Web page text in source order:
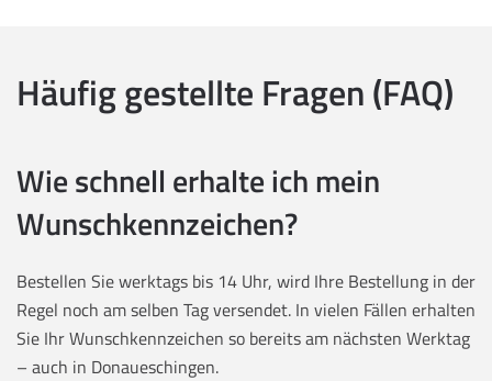
Häufig gestellte Fragen (FAQ)
Wie schnell erhalte ich mein
Wunschkennzeichen?
Bestellen Sie werktags bis 14 Uhr, wird Ihre Bestellung in der
Regel noch am selben Tag versendet. In vielen Fällen erhalten
Sie Ihr Wunschkennzeichen so bereits am nächsten Werktag
– auch in Donaueschingen.